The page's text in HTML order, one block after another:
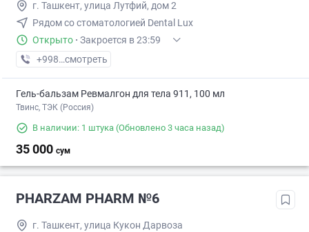
г. Ташкент, улица Лутфий, дом 2
Рядом со стоматологией Dental Lux
Открыто · Закроется в 23:59
+998 (78) XXX-XX-XX
смотреть
Гель-бальзам Ревмалгон для тела 911, 100 мл
Твинс, ТЭК (Россия)
В наличии: 1 штука (Обновлено 3 часа назад)
35 000 сум
PHARZAM PHARM №6
г. Ташкент, улица Кукон Дарвоза